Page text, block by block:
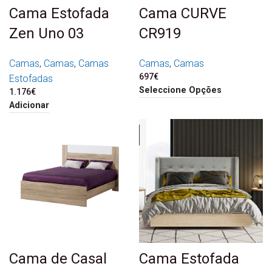
Cama Estofada
Zen Uno 03
Camas, Camas, Camas
Estofadas
1.176€
Adicionar
Cama CURVE
CR919
Camas, Camas
697€
Seleccione Opções
Cama de Casal
Cama Estofada